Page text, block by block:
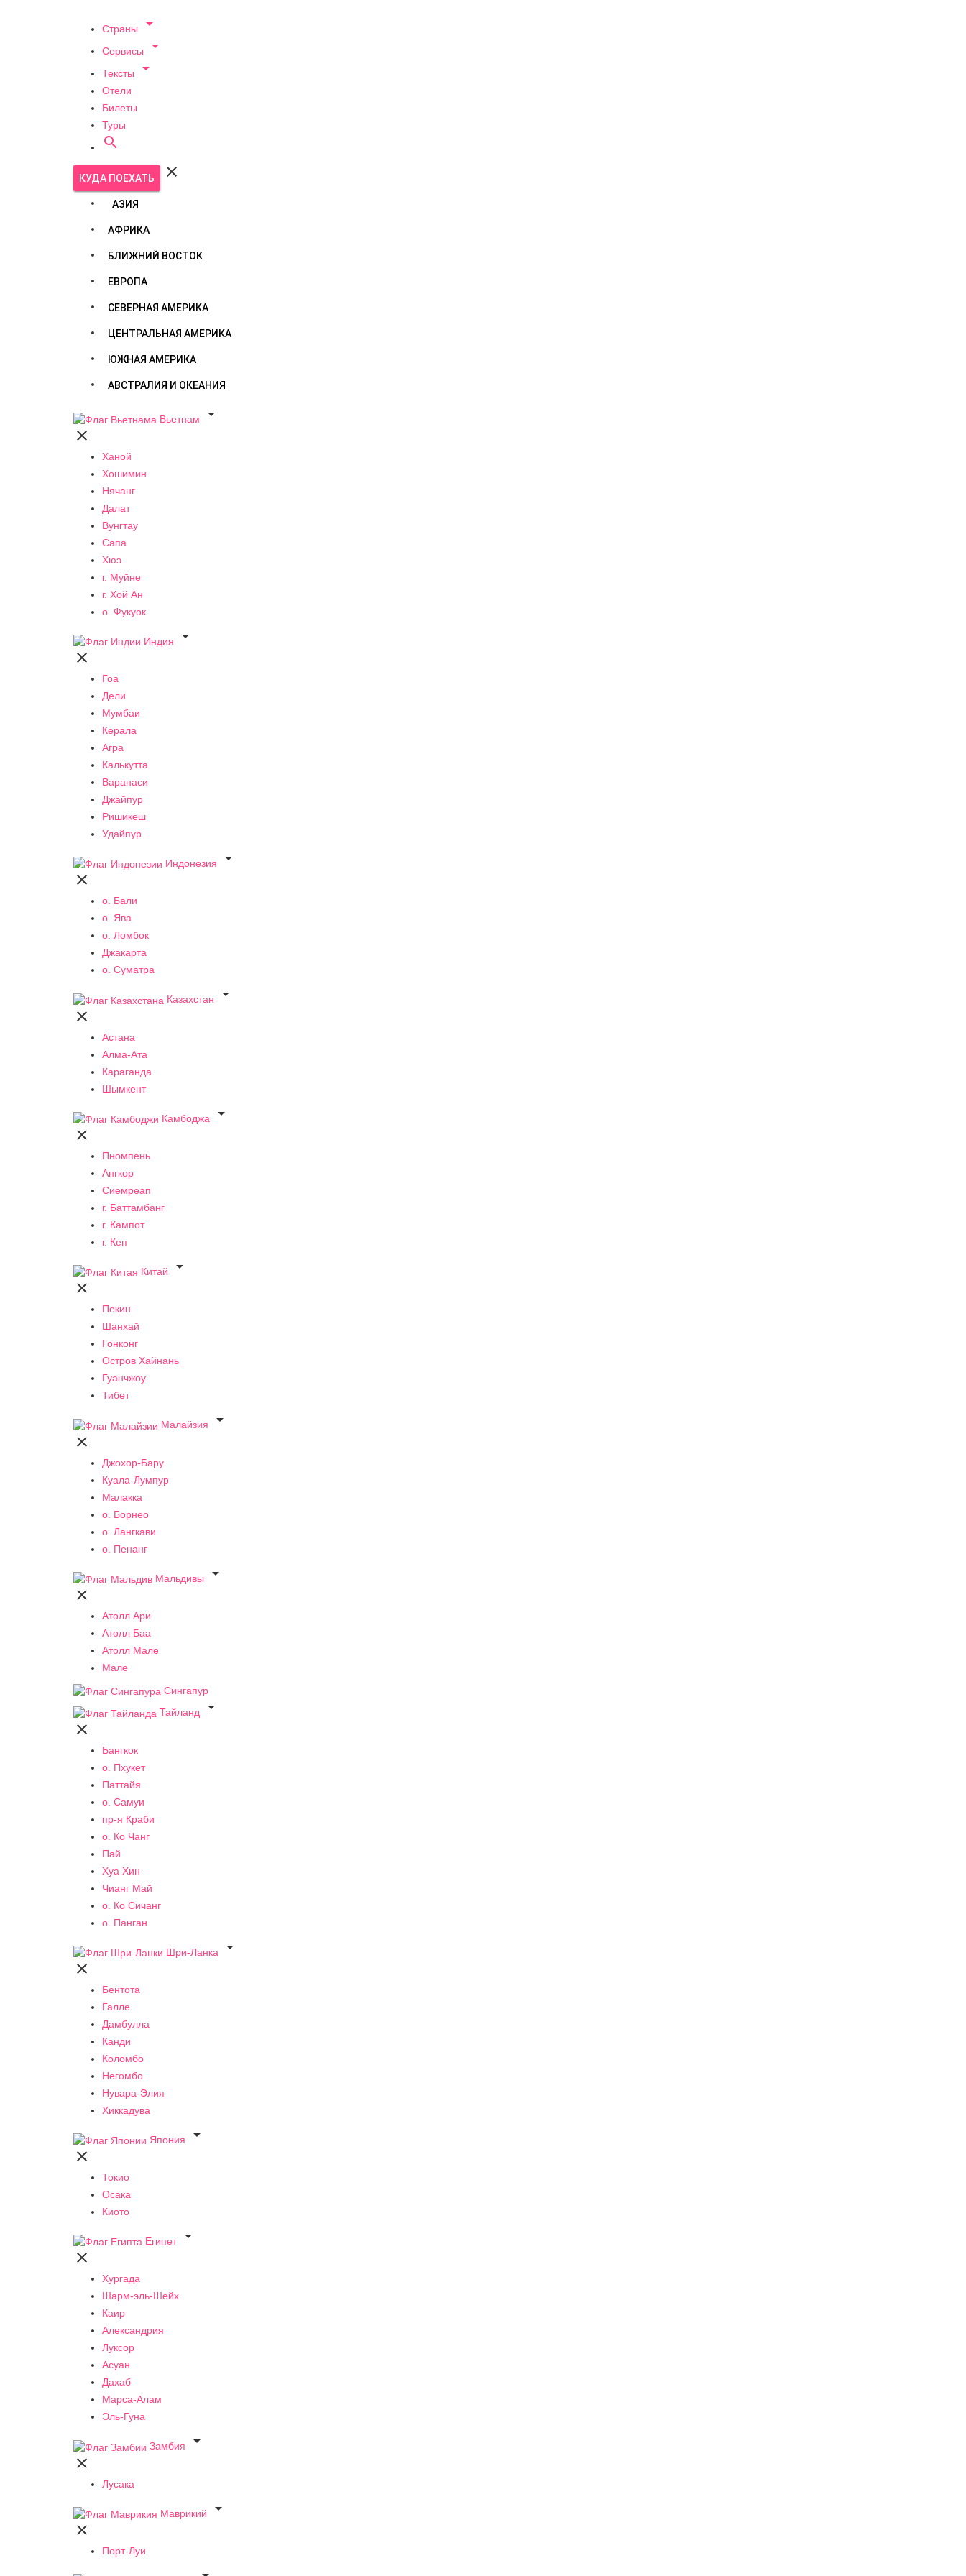
Страны 
Сервисы 
Тексты 
Отели
Билеты
Туры

КУДА ПОЕХАТЬ 
АЗИЯ
АФРИКА
БЛИЖНИЙ ВОСТОК
ЕВРОПА
СЕВЕРНАЯ АМЕРИКА
ЦЕНТРАЛЬНАЯ АМЕРИКА
ЮЖНАЯ АМЕРИКА
АВСТРАЛИЯ И ОКЕАНИЯ
Вьетнам


Ханой
Хошимин
Нячанг
Далат
Вунгтау
Сапа
Хюэ
г. Муйне
г. Хой Ан
о. Фукуок
Индия


Гоа
Дели
Мумбаи
Керала
Агра
Калькутта
Варанаси
Джайпур
Ришикеш
Удайпур
Индонезия


о. Бали
о. Ява
о. Ломбок
Джакарта
о. Суматра
Казахстан


Астана
Алма-Ата
Караганда
Шымкент
Камбоджа


Пномпень
Ангкор
Сиемреап
г. Баттамбанг
г. Кампот
г. Кеп
Китай


Пекин
Шанхай
Гонконг
Остров Хайнань
Гуанчжоу
Тибет
Малайзия


Джохор-Бару
Куала-Лумпур
Малакка
о. Борнео
о. Лангкави
о. Пенанг
Мальдивы


Атолл Ари
Атолл Баа
Атолл Мале
Мале
Сингапур
Тайланд


Бангкок
о. Пхукет
Паттайя
о. Самуи
пр-я Краби
о. Ко Чанг
Пай
Хуа Хин
Чианг Май
о. Ко Сичанг
о. Панган
Шри-Ланка


Бентота
Галле
Дамбулла
Канди
Коломбо
Негомбо
Нувара-Элия
Хиккадува
Япония


Токио
Осака
Киото
Египет


Хургада
Шарм-эль-Шейх
Каир
Александрия
Луксор
Асуан
Дахаб
Марса-Алам
Эль-Гуна
Замбия


Лусака
Маврикий


Порт-Луи